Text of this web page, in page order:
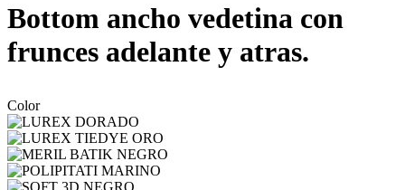
Bottom ancho vedetina con
frunces adelante y atras.
Color